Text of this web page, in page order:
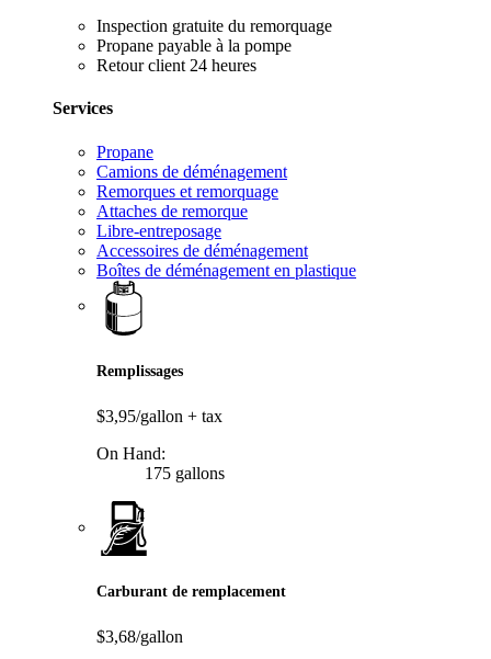
Inspection gratuite du remorquage
Propane payable à la pompe
Retour client 24 heures
Services
Propane
Camions de déménagement
Remorques et remorquage
Attaches de remorque
Libre-entreposage
Accessoires de déménagement
Boîtes de déménagement en plastique
Remplissages
$3,95/gallon + tax
On Hand:
175 gallons
Carburant de remplacement
$3,68/gallon